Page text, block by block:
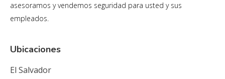
asesoramos y vendemos seguridad para usted y sus
empleados.
Ubicaciones
El Salvador